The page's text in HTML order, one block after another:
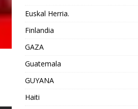
Euskal Herria.
Finlandia
GAZA
Guatemala
GUYANA
Haiti